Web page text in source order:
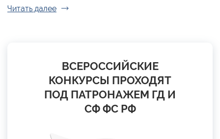
Читать далее
ВСЕРОССИЙСКИЕ
КОНКУРСЫ ПРОХОДЯТ
ПОД ПАТРОНАЖЕМ ГД И
СФ ФС РФ